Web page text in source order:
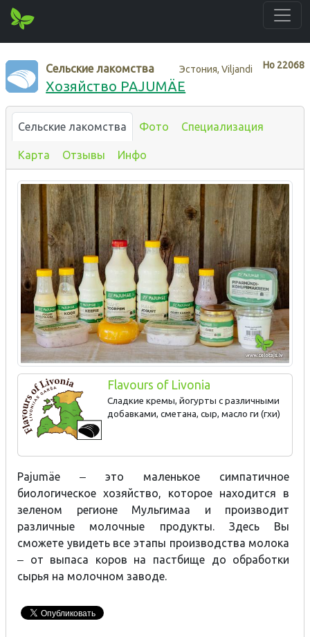
Нo 22068
Сельские лакомства Эстония, Viljandi
Хозяйство PAJUMÄE
Сельские лакомства Фото Специализация
Карта Отзывы Инфо
Flavours of Livonia
Сладкие кремы, йогурты с различными
добавками, сметана, сыр, масло ги (гхи)
Pajumäe ‒ это маленькое симпатичное
биологическое хозяйство, которое находится в
зеленом регионе Мульгимаа и производит
различные молочные продукты. Здесь Вы
сможете увидеть все этапы производства молока
‒ от выпаса коров на пастбище до обработки
сырья на молочном заводе.